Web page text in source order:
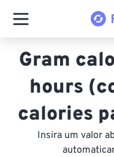
Gram
hours
calories
Insira um valor